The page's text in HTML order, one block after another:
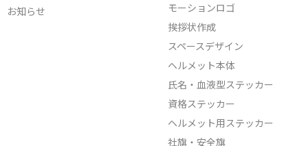
お知らせ
モーションロゴ
挨拶状作成
スペースデザイン
ヘルメット本体
氏名・血液型ステッカー
資格ステッカー
ヘルメット用ステッカー
社旗・安全旗